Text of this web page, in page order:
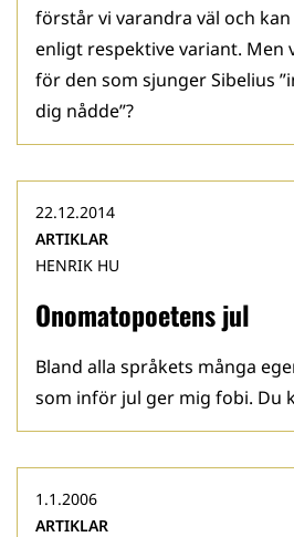
förstår vi varandra väl och
enligt respektive variant. Men
för den som sjunger Sibelius
dig nådde”?
Onomatopoetens jul
22.12.2014
ARTIKLAR
HENRIK HU
Bland alla språkets många
som inför jul ger mig fobi. Du
1.1.2006
ARTIKLAR